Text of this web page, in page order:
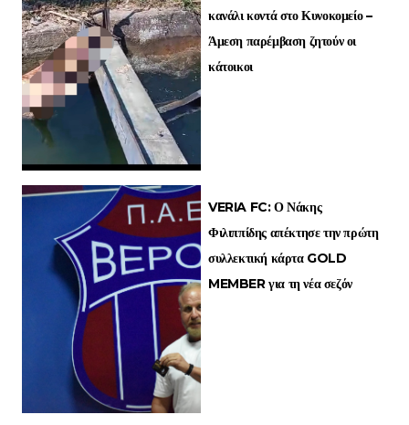
κανάλι κοντά στο Κυνοκομείο –
Άμεση παρέμβαση ζητούν οι
κάτοικοι
VERIA FC: Ο Νάκης
Φιλιππίδης απέκτησε την πρώτη
συλλεκτική κάρτα GOLD
MEMBER για τη νέα σεζόν